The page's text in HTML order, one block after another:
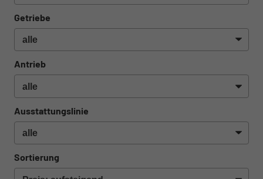
Getriebe
Antrieb
Ausstattungslinie
Sortierung